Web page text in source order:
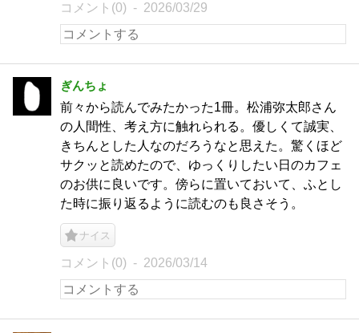
コメント(0) 2026/03/29
ぎんちょ
前々から読んでみたかった1冊。松浦弥太郎さん
の人間性、考え方に触れられる。優しくて誠実、
きちんとした人なのだろうなと思えた。驚くほど
サクッと読めたので、ゆっくりしたい日のカフェ
のお供に良いです。傍らに置いておいて、ふとし
た時に振り返るように読むのも良さそう。
ナイス
コメント(0) 2026/03/14